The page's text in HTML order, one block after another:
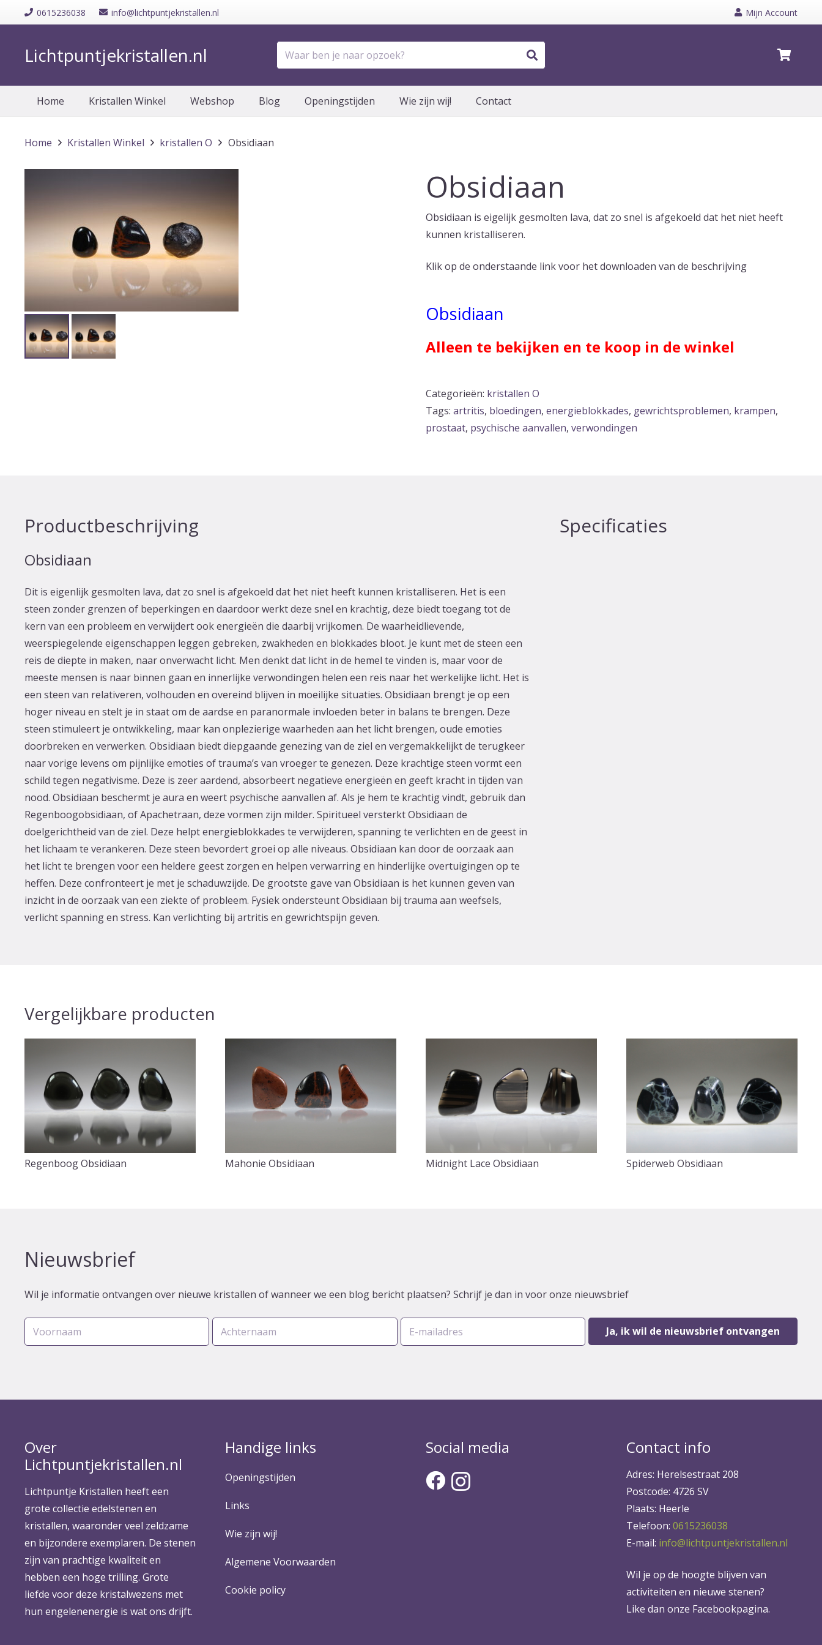
0615236038 info@lichtpuntjekristallen.nl Mijn Account
Lichtpuntjekristallen.nl
Home Kristallen Winkel Webshop Blog Openingstijden Wie zijn wij! Contact
Home Kristallen Winkel kristallen O Obsidiaan
Obsidiaan
Obsidiaan is eigelijk gesmolten lava, dat zo snel is afgekoeld dat het niet heeft
kunnen kristalliseren.
Klik op de onderstaande link voor het downloaden van de beschrijving
Obsidiaan
Alleen te bekijken en te koop in de winkel
Categorieën: kristallen O
Tags: artritis, bloedingen, energieblokkades, gewrichtsproblemen, krampen,
prostaat, psychische aanvallen, verwondingen
Productbeschrijving
Obsidiaan
Dit is eigenlijk gesmolten lava, dat zo snel is afgekoeld dat het niet heeft kunnen kristalliseren. Het is een
steen zonder grenzen of beperkingen en daardoor werkt deze snel en krachtig, deze biedt toegang tot de
kern van een probleem en verwijdert ook energieën die daarbij vrijkomen. De waarheidlievende,
weerspiegelende eigenschappen leggen gebreken, zwakheden en blokkades bloot. Je kunt met de steen een
reis de diepte in maken, naar onverwacht licht. Men denkt dat licht in de hemel te vinden is, maar voor de
meeste mensen is naar binnen gaan en innerlijke verwondingen helen een reis naar het werkelijke licht. Het is
een steen van relativeren, volhouden en overeind blijven in moeilijke situaties. Obsidiaan brengt je op een
hoger niveau en stelt je in staat om de aardse en paranormale invloeden beter in balans te brengen. Deze
steen stimuleert je ontwikkeling, maar kan onplezierige waarheden aan het licht brengen, oude emoties
doorbreken en verwerken. Obsidiaan biedt diepgaande genezing van de ziel en vergemakkelijkt de terugkeer
naar vorige levens om pijnlijke emoties of trauma’s van vroeger te genezen. Deze krachtige steen vormt een
schild tegen negativisme. Deze is zeer aardend, absorbeert negatieve energieën en geeft kracht in tijden van
nood. Obsidiaan beschermt je aura en weert psychische aanvallen af. Als je hem te krachtig vindt, gebruik dan
Regenboogobsidiaan, of Apachetraan, deze vormen zijn milder. Spiritueel versterkt Obsidiaan de
doelgerichtheid van de ziel. Deze helpt energieblokkades te verwijderen, spanning te verlichten en de geest in
het lichaam te verankeren. Deze steen bevordert groei op alle niveaus. Obsidiaan kan door de oorzaak aan
het licht te brengen voor een heldere geest zorgen en helpen verwarring en hinderlijke overtuigingen op te
heffen. Deze confronteert je met je schaduwzijde. De grootste gave van Obsidiaan is het kunnen geven van
inzicht in de oorzaak van een ziekte of probleem. Fysiek ondersteunt Obsidiaan bij trauma aan weefsels,
verlicht spanning en stress. Kan verlichting bij artritis en gewrichtspijn geven.
Specificaties
Vergelijkbare producten
Regenboog Obsidiaan Mahonie Obsidiaan Midnight Lace Obsidiaan Spiderweb Obsidiaan
Nieuwsbrief
Wil je informatie ontvangen over nieuwe kristallen of wanneer we een blog bericht plaatsen? Schrijf je dan in voor onze nieuwsbrief
Over
Lichtpuntjekristallen.nl
Lichtpuntje Kristallen heeft een
grote collectie edelstenen en
kristallen, waaronder veel zeldzame
en bijzondere exemplaren. De stenen
zijn van prachtige kwaliteit en
hebben een hoge trilling. Grote
liefde voor deze kristalwezens met
hun engelenenergie is wat ons drijft.
Handige links
Openingstijden
Links
Wie zijn wij!
Algemene Voorwaarden
Cookie policy
Social media Contact info
Adres: Herelsestraat 208
Postcode: 4726 SV
Plaats: Heerle
Telefoon: 0615236038
E-mail: info@lichtpuntjekristallen.nl
Wil je op de hoogte blijven van
activiteiten en nieuwe stenen?
Like dan onze Facebookpagina.